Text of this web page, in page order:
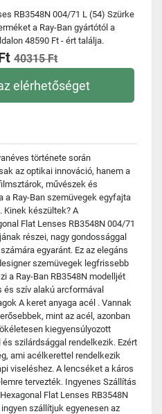
RB3548N 004/71 L (54) Szürke
a Ray-Ban gyártótól a
48590 Ft - ért találja.
40315 Ft
elérhetőséget
története során
az optikai innováció, hanem a
művészek és
a Ray-Ban szemüvegek egyfajta
Kinek készültek? A
Flat Lenses RB3548N 004/71
részei, nagy gondossággal
egyaránt. Ez az elegáns
szemüvegek legfrissebb
a Ray-Ban RB3548N modelljét
szív alakú arcformával
A keret anyaga acél . Vannak
mint az acél, azonban
kiegyensúlyozott
szilárdsággal rendelkezik. Ezért
ami acélkerettel rendelkezik
viseléshez. A lencséket a káros
tervezték. Ingyenes Szállítás
Flat Lenses RB3548N
szállítjuk egyenesen az